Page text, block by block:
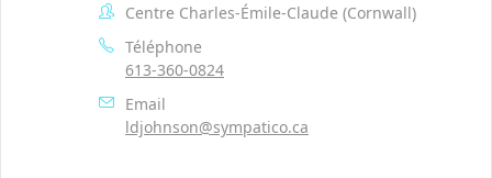
Centre Charles-Émile-Claude (Cornwall)
Téléphone
613-360-0824
Email
ldjohnson@sympatico.ca